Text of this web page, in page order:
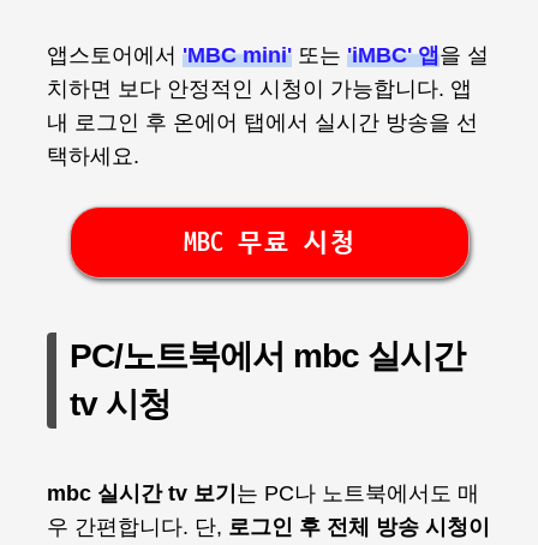
앱스토어에서 'MBC mini' 또는 'iMBC' 앱을 설
치하면 보다 안정적인 시청이 가능합니다. 앱
내 로그인 후 온에어 탭에서 실시간 방송을 선
택하세요.
MBC 무료 시청
PC/노트북에서 mbc 실시간
tv 시청
mbc 실시간 tv 보기 는 PC나 노트북에서도 매
우 간편합니다. 단, 로그인 후 전체 방송 시청이